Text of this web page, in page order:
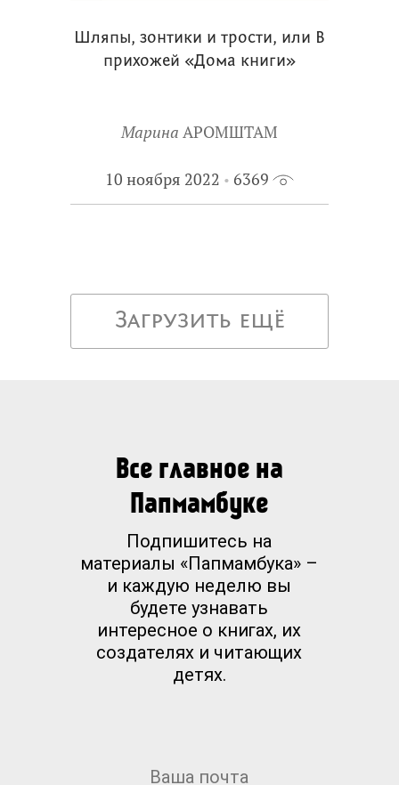
Шляпы, зонтики и трости, или В
прихожей «Дома книги»
Марина АРОМШТАМ
10 ноября 2022 6369
Загрузить ещё
Все главное на
Папмамбуке
Подпишитесь на
материалы «Папмамбука» –
и каждую неделю вы
будете узнавать
интересное о книгах, их
создателях и читающих
детях.